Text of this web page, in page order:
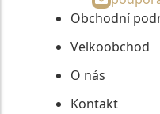
Obchodní
Velkoobchod
O nás
Kontakt